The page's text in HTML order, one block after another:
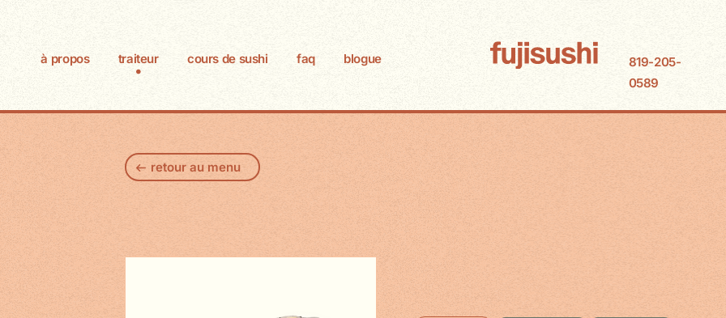
à propos traiteur cours de sushi faq blogue
819-205-
0589
retour au menu